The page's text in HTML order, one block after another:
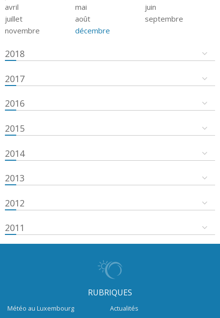
avril
mai
juin
juillet
août
septembre
novembre
décembre
2018
2017
2016
2015
2014
2013
2012
2011
RUBRIQUES
Météo au Luxembourg
Actualités